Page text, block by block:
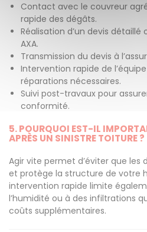
Contact avec le couvreur
rapide des dégâts.
Réalisation d’un devis
AXA.
Transmission du devis à
Intervention rapide de
réparations nécessaires.
Suivi post-travaux pour
conformité.
5. POURQUOI EST-IL
APRÈS UN SINISTRE TOITURE ?
Agir vite permet d’éviter que les
et protège la structure de votre
intervention rapide limite
l’humidité ou à des infiltrations
coûts supplémentaires.